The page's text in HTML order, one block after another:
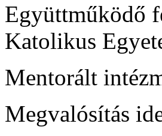
Együttműködő
Katolikus
Mentorált
Megvalósítás